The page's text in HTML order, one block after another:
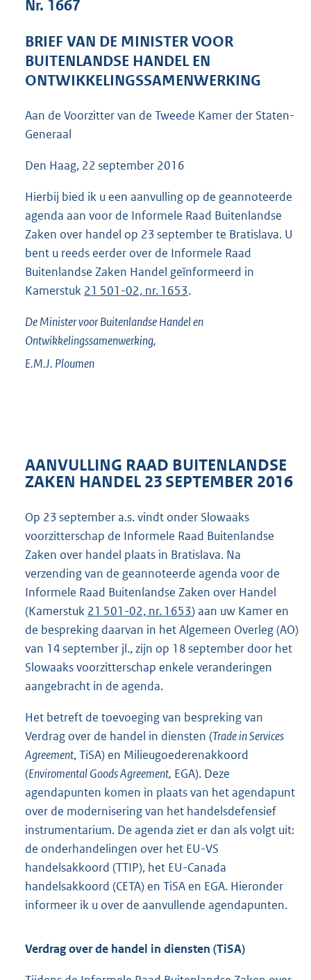
:
4
K
Nr. 1667
BRIEF VAN DE MINISTER VOOR
BUITENLANDSE HANDEL EN
ONTWIKKELINGSSAMENWERKING
Aan de Voorzitter van de Tweede Kamer der Staten-
Generaal
Den Haag, 22 september 2016
Hierbij bied ik u een aanvulling op de geannoteerde
agenda aan voor de Informele Raad Buitenlandse
Zaken over handel op 23 september te Bratislava. U
bent u reeds eerder over de Informele Raad
Buitenlandse Zaken Handel geïnformeerd in
Kamerstuk 21 501-02, nr. 1653.
De Minister voor Buitenlandse Handel en
Ontwikkelingssamenwerking,
E.M.J. Ploumen
AANVULLING RAAD BUITENLANDSE
ZAKEN HANDEL 23 SEPTEMBER 2016
Op 23 september a.s. vindt onder Slowaaks
voorzitterschap de Informele Raad Buitenlandse
Zaken over handel plaats in Bratislava. Na
verzending van de geannoteerde agenda voor de
Informele Raad Buitenlandse Zaken over Handel
(Kamerstuk 21 501-02, nr. 1653) aan uw Kamer en
de bespreking daarvan in het Algemeen Overleg (AO)
van 14 september jl., zijn op 18 september door het
Slowaaks voorzitterschap enkele veranderingen
aangebracht in de agenda.
Het betreft de toevoeging van bespreking van
Verdrag over de handel in diensten (Trade in Services
Agreement, TiSA) en Milieugoederenakkoord
(Enviromental Goods Agreement, EGA). Deze
agendapunten komen in plaats van het agendapunt
over de modernisering van het handelsdefensief
instrumentarium. De agenda ziet er dan als volgt uit:
de onderhandelingen over het EU-VS
handelsakkoord (TTIP), het EU-Canada
handelsakkoord (CETA) en TiSA en EGA. Hieronder
informeer ik u over de aanvullende agendapunten.
Verdrag over de handel in diensten (TiSA)